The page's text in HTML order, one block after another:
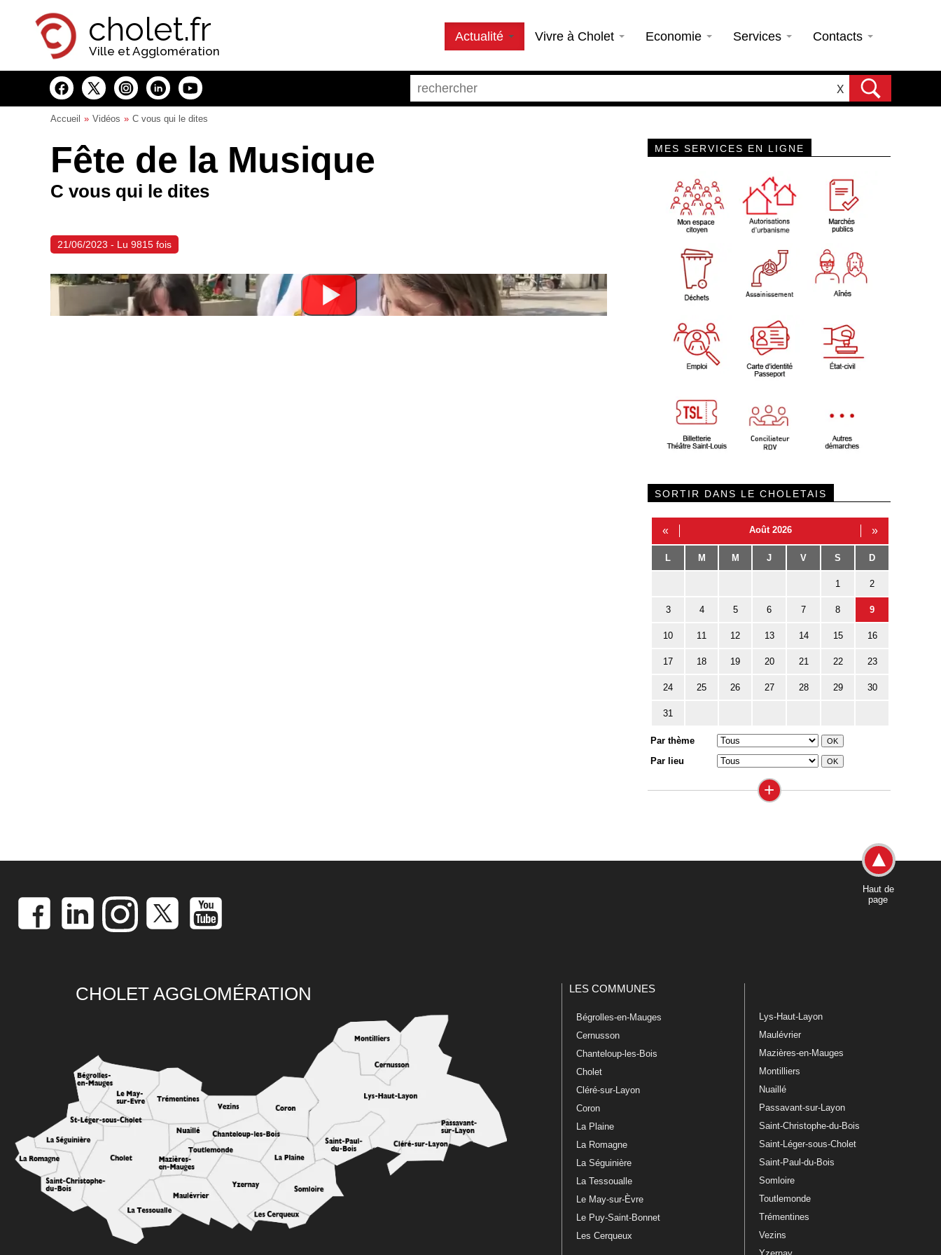
cholet.fr
Ville et Agglomération
Actualité Vivre à Cholet Economie Services Contacts
X
Accueil Vidéos C vous qui le dites
Fête de la Musique
C vous qui le dites
21/06/2023 - Lu 9815 fois
MES SERVICES EN LIGNE
SORTIR DANS LE CHOLETAIS
« Août 2026 »
L M M J V S D
1 2
3 4 5 6 7 8 9
10 11 12 13 14 15 16
17 18 19 20 21 22 23
24 25 26 27 28 29 30
31
Par thème
Par lieu
+
Haut de
page
CHOLET AGGLOMÉRATION LES COMMUNES
Bégrolles-en-Mauges
Cernusson
Chanteloup-les-Bois
Cholet
Cléré-sur-Layon
Coron
La Plaine
La Romagne
La Séguinière
La Tessoualle
Le May-sur-Èvre
Le Puy-Saint-Bonnet
Les Cerqueux
Lys-Haut-Layon
Maulévrier
Mazières-en-Mauges
Montilliers
Nuaillé
Passavant-sur-Layon
Saint-Christophe-du-Bois
Saint-Léger-sous-Cholet
Saint-Paul-du-Bois
Somloire
Toutlemonde
Trémentines
Vezins